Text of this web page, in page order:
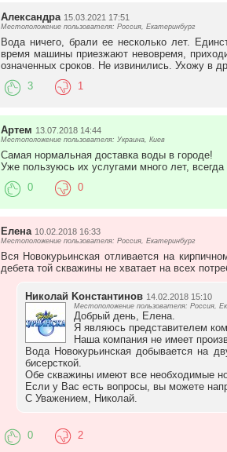
Александра 15.03.2021 17:51
Местоположение пользователя: Россия, Екатеринбург
Вода ничего, брали ее несколько лет.
время машины приезжают невовремя,
означенных сроков. Не извинились. Ухожу в
3 1
Артем 13.07.2018 14:44
Местоположение пользователя: Украина, Киев
Самая нормальная доставка воды в городе!
Уже пользуюсь их услугами много лет,
0 0
Елена 10.02.2018 16:33
Местоположение пользователя: Россия, Екатеринбург
Вся Новокурьинская отливается на
дебета той скважины не хватает на всех
Ηиколай Κонстантинов 14.02.2018 15:10
Местоположение пользователя: Россия,
Добрый день, Елена.
Я являюсь представителем
Наша компания не имеет
Вода Новокурьинская добывается на
бисерсткой.
Обе скважины имеют все необходимые
Если у Вас есть вопросы, вы можете
С Уважением, Николай.
0 2